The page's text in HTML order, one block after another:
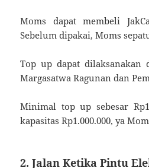
Moms dapat membeli
Sebelum dipakai, Moms
Top up dapat dilaksanakan
Margasatwa Ragunan dan
Minimal top up sebesar
kapasitas Rp1.000.000, ya
2. Jalan Ketika Pintu